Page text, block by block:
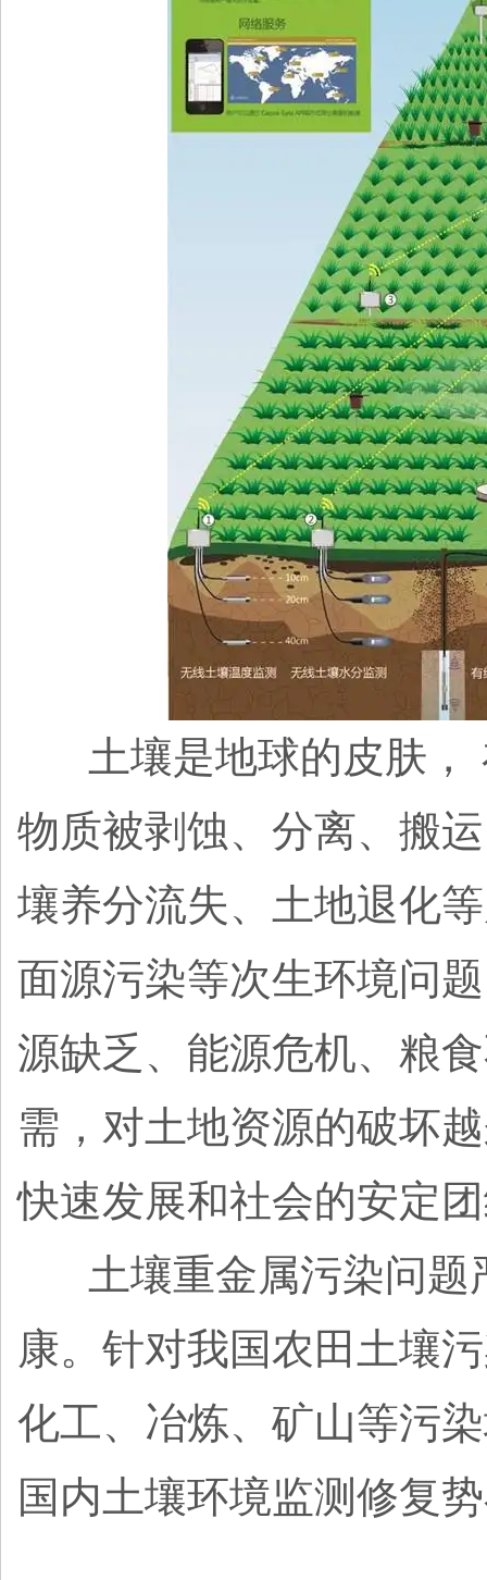
土壤是地球的皮肤，
物质被剥蚀、分离、搬
壤养分流失、土地退化
面源污染等次生环境问
源缺乏、能源危机、粮
需，对土地资源的破坏
快速发展和社会的安定
土壤重金属污染问题
康。针对我国农田土壤
化工、冶炼、矿山等污
国内土壤环境监测修复